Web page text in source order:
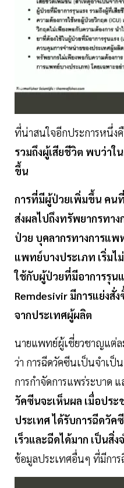
ที่น่าสนใจอีกประการหนึ่ง
รวมถึงผู้เสียชีวิต พบว่า
ขึ้น
การที่มีผู้ป่วยเพิ่มขึ้น คน
ส่งผลไปถึงทรัพยากรทาง
ป่วย บุคลากรทางการแ
แพทย์บางประเภท เริ่มไ
ใช้กับผู้ป่วยที่มีอาการรุน
Remdesivir มีการแย่งสั่
จากประเทศผู้ผลิต
นายแพทย์ผู้เชี่ยวชาญแต่ล
ว่า การฉีดวัคซีนเป็นจำเป็
การกำจัดการแพร่ระบาด
วัคซีนจะเห็นผล เมื่อประ
ประเทศ ได้รับการฉีดวัค
เร็วและฉีดได้มาก เป็นสิ่ง
ข้อมูลประเทศอื่นๆ ที่มีการ